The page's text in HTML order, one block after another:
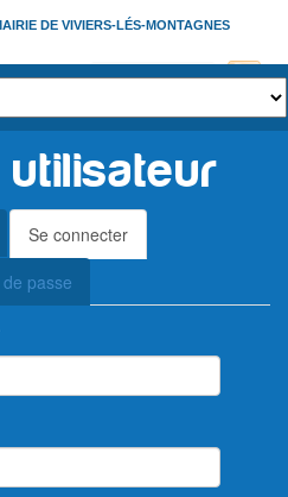
DE VIVIERS-LÉS-MONTAGNES
Se connecter
actif)
passe